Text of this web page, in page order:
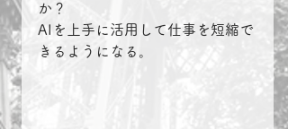
か？
AIを上手に活用して仕事を短縮で
きるようになる。